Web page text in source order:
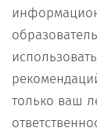
только ваш